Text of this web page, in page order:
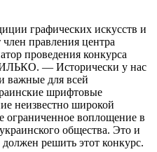
графических искусств и
правления центра
проведения конкурса
— Исторически у нас
важные для всей
шрифтовые
неизвестно широкой
ограниченное воплощение в
общества. Это и
решить этот конкурс.